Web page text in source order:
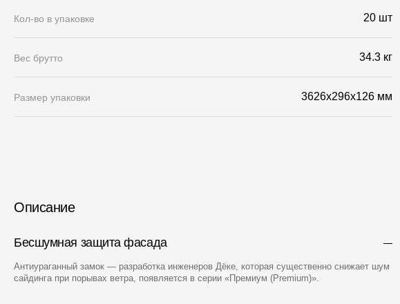
Кол-во в упаковке 20 шт
Вес брутто 34.3 кг
Размер упаковки 3626х296х126 мм
Описание
Бесшумная защита фасада
Антиураганный замок — разработка инженеров Дёке, которая существенно снижает шум
сайдинга при порывах ветра, появляется в серии «Премиум (Premium)».